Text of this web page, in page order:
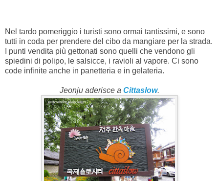
Nel tardo pomeriggio i turisti sono ormai tantissimi, e sono
tutti in coda per prendere del cibo da mangiare per la strada.
I punti vendita più gettonati sono quelli che vendono gli
spiedini di polipo, le salsicce, i ravioli al vapore. Ci sono
code infinite anche in panetteria e in gelateria.
Jeonju aderisce a Cittaslow.